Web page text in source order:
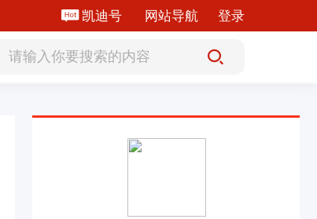
凯迪号 网站导航 登录